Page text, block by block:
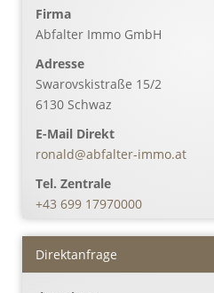
Firma
Abfalter Immo GmbH
Adresse
Swarovskistraße 15/2
6130 Schwaz
E-Mail Direkt
ronald@abfalter-immo.at
Tel. Zentrale
+43 699 17970000
Direktanfrage